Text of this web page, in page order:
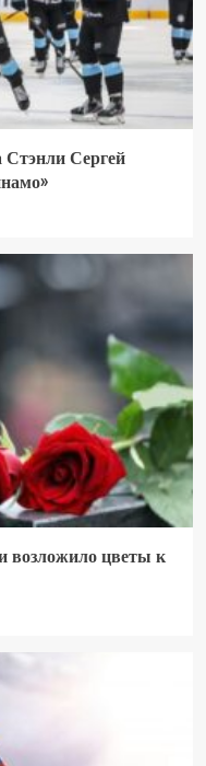
Стэнли Сергей
возложило цветы к